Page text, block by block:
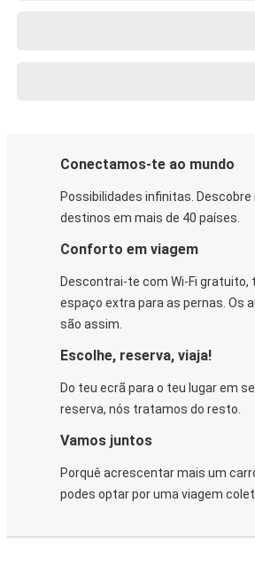
Conectamos-te ao mundo
Possibilidades infinitas. Descobre
destinos em mais de 40 países.
Conforto em viagem
Descontrai-te com Wi-Fi
espaço extra para as pernas. Os
são assim.
Escolhe, reserva, viaja!
Do teu ecrã para o teu lugar em
reserva, nós tratamos do resto.
Vamos juntos
Porquê acrescentar mais um
podes optar por uma viagem